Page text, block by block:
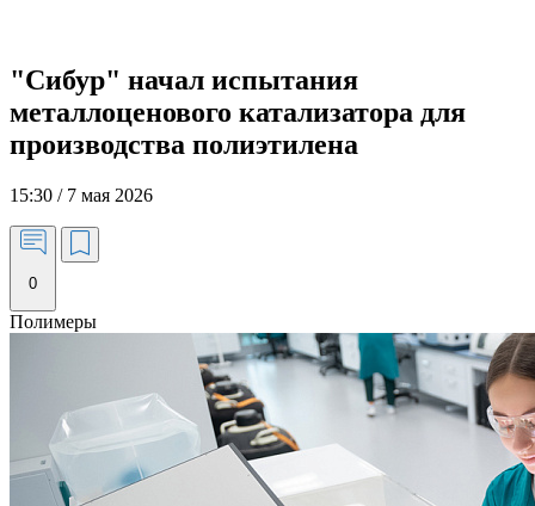
"Сибур" начал испытания
металлоценового катализатора для
производства полиэтилена
15:30 / 7 мая 2026
0